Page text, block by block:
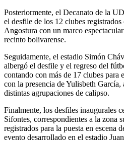
Posteriormente, el Decanato de la
el desfile de los 12 clubes
Angostura con un marco
recinto bolivarense.
Seguidamente, el estadio Simón
albergó el desfile y el regreso del
contando con más de 17 clubes para
con la presencia de Yulisbeth García,
distintas agrupaciones de calipso.
Finalmente, los desfiles inaugurales
Sifontes, correspondientes a la zona
registrados para la puesta en escena
evento desarrollado en el estadio